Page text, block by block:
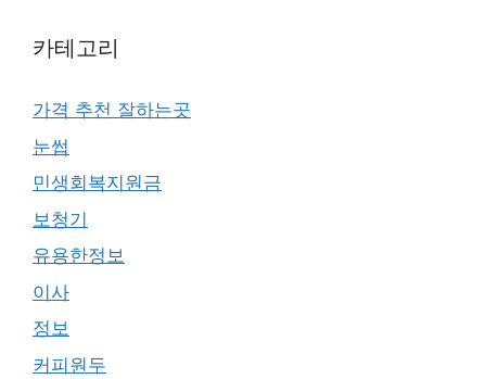
카테고리
가격 추천 잘하는곳
눈썹
민생회복지원금
보청기
유용한정보
이사
정보
커피원두